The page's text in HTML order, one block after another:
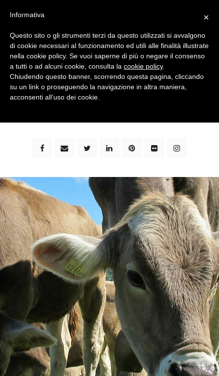
bimbi e viaggi - family travel blog: community #1 in
×
Informativa
Questo sito o gli strumenti terzi da questo utilizzati si avvalgono
di cookie necessari al funzionamento ed utili alle finalità illustrate
nella cookie policy. Se vuoi saperne di più o negare il consenso
a tutti o ad alcuni cookie, consulta la cookie policy.
Chiudendo questo banner, scorrendo questa pagina, cliccando
su un link o proseguendo la navigazione in altra maniera,
acconsenti all’uso dei cookie.